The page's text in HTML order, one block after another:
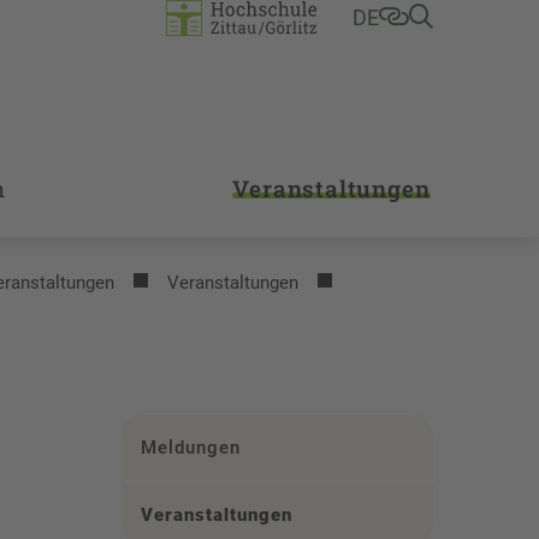
DE
Veranstaltungen
Veranstaltungen
Meldungen
Veranstaltungen